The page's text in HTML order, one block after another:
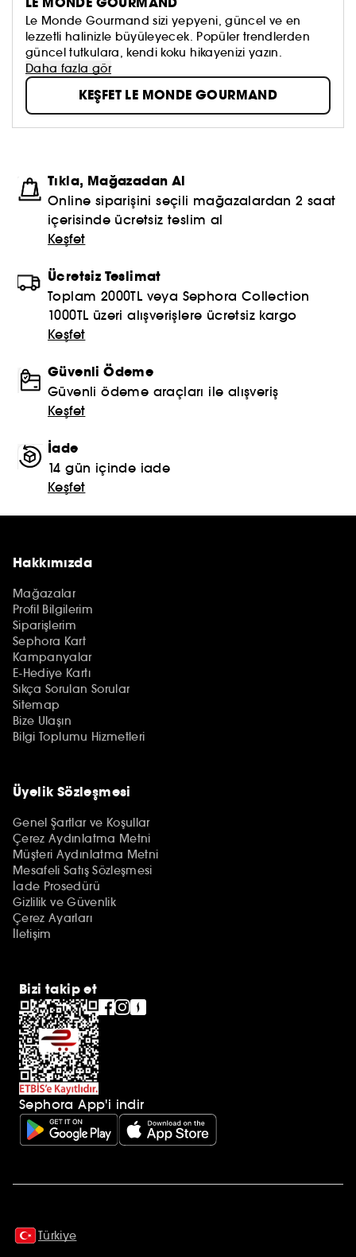
Le Monde Gourmand sizi yepyeni, güncel ve en
lezzetli halinizle büyüleyecek. Popüler trendlerden
güncel tutkulara, kendi koku hikayenizi yazın.
Daha fazla gör
KEŞFET LE MONDE GOURMAND
Tıkla, Mağazadan Al
Online siparişini seçili mağazalardan 2 saat
içerisinde ücretsiz teslim al
Keşfet
Ücretsiz Teslimat
Toplam 2000TL veya Sephora Collection
1000TL üzeri alışverişlere ücretsiz kargo
Keşfet
Güvenli Ödeme
Güvenli ödeme araçları ile alışveriş
Keşfet
İade
14 gün içinde iade
Keşfet
Hakkımızda
Mağazalar
Profil Bilgilerim
Siparişlerim
Sephora Kart
Kampanyalar
E-Hediye Kartı
Sıkça Sorulan Sorular
Sitemap
Bize Ulaşın
Bilgi Toplumu Hizmetleri
Üyelik Sözleşmesi
Genel Şartlar ve Koşullar
Çerez Aydınlatma Metni
Müşteri Aydınlatma Metni
Mesafeli Satış Sözleşmesi
İade Prosedürü
Gizlilik ve Güvenlik
Çerez Ayarları
İletişim
Bizi takip et
Sephora App'i indir
Türkiye